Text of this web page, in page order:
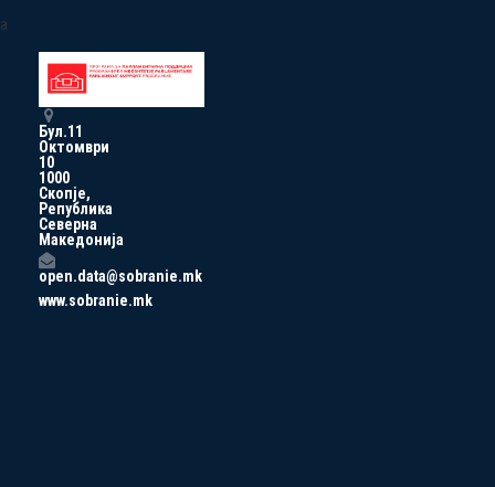
a
Бул.11
Октомври
10
1000
Скопје,
Република
Северна
Македонија
open.data@sobranie.mk
www.sobranie.mk